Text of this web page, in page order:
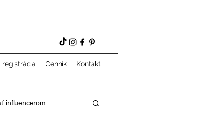
registrácia Cenník Kontakt
influencerom